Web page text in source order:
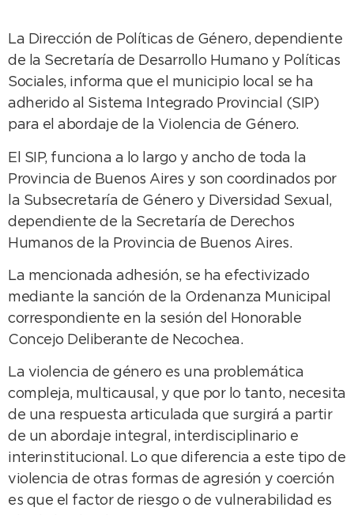
La Dirección de Políticas de Género, dependiente
de la Secretaría de Desarrollo Humano y Políticas
Sociales, informa que el municipio local se ha
adherido al Sistema Integrado Provincial (SIP)
para el abordaje de la Violencia de Género.
El SIP, funciona a lo largo y ancho de toda la
Provincia de Buenos Aires y son coordinados por
la Subsecretaría de Género y Diversidad Sexual,
dependiente de la Secretaría de Derechos
Humanos de la Provincia de Buenos Aires.
La mencionada adhesión, se ha efectivizado
mediante la sanción de la Ordenanza Municipal
correspondiente en la sesión del Honorable
Concejo Deliberante de Necochea.
La violencia de género es una problemática
compleja, multicausal, y que por lo tanto, necesita
de una respuesta articulada que surgirá a partir
de un abordaje integral, interdisciplinario e
interinstitucional. Lo que diferencia a este tipo de
violencia de otras formas de agresión y coerción
es que el factor de riesgo o de vulnerabilidad es